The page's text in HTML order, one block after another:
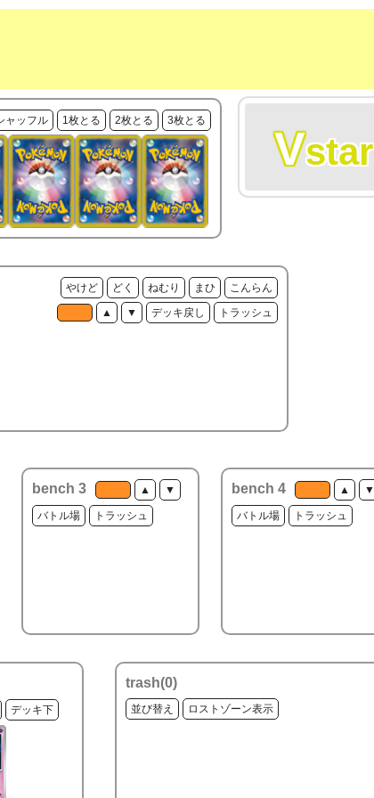
ャッフル 1枚とる 2枚とる 3枚とる
Vstar
やけど どく ねむり まひ
こんらん
▲
▼ デッキ戻し トラッシュ
bench 3 ▲ ▼
バトル場 トラッシュ
bench 4 ▲ ▼
バトル場 トラッシュ
デッキ下
trash(0)
並び替え ロストゾーン表示